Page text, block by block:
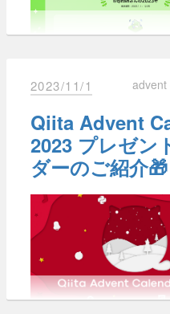
Qiita 公式 X（Twitter）、
意見・ご要望がありました
きよろしくお願いします。
div で実装され
やリンクを修正
ック
み上げられるよ
画像に適切なalt
セマンティック
2024年4月1日
改定後のプラ
ーポリシー・
約の確認につ
改定後のプライバシーポ
規約については以下の
いただけます。
プライバシーポリシ
https://qiita.com/
利用規
約:https://qiita.com/
#2f3232
これらの背景色上にコン
ようなカラーパレットを
た。
Light theme での Color
加者に対し、Qiita運営か
賞です🎅
Qiita賞Organization
特別企画
それぞれ発表していきます
Qiita賞個人部門
2023年の活動を振り返る
「振り返りページ」を公
お知らせします！
ぜひ今年の振り返りにご
https://qiita.com/yearly-
自分自身のページと、所
Organizationのページの
です。
2023/11/1 advent
Qiita Advent
2023 プレゼン
ダーのご紹介🎁